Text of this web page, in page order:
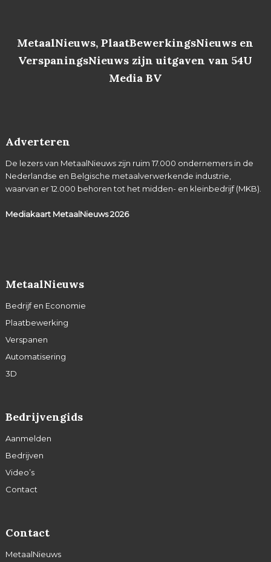
MetaalNieuws, PlaatBewerkingsNieuws en
VerspaningsNieuws zijn uitgaven van 54U
Media BV
Adverteren
De lezers van MetaalNieuws zijn ruim 17.000 ondernemers in de
Nederlandse en Belgische metaalverwerkende industrie,
waarvan er 12.000 behoren tot het midden- en kleinbedrijf (MKB).
Mediakaart MetaalNieuws2026
MetaalNieuws
Bedrijf en Economie
Plaatbewerking
Verspanen
Automatisering
3D
Bedrijvengids
Aanmelden
Bedrijven
Video’s
Contact
Contact
MetaalNieuws